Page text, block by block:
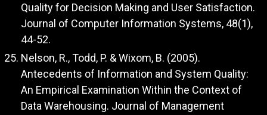
Quality for Decision Making and User Satisfaction.
Journal of Computer Information Systems, 48(1),
44-52.
Nelson, R., Todd, P. & Wixom, B. (2005).
Antecedents of Information and System Quality:
An Empirical Examination Within the Context of
Data Warehousing. Journal of Management